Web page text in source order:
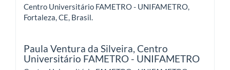
Centro Universitário FAMETRO - UNIFAMETRO,
Fortaleza, CE, Brasil.
Paula Ventura da Silveira, Centro
Universitário FAMETRO - UNIFAMETRO